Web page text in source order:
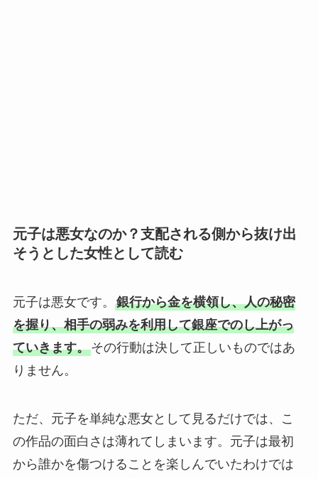
元子は悪女なのか？支配される側から抜け出
そうとした女性として読む
元子は悪女です。 銀行から金を横領し、人の秘密
を握り、相手の弱みを利用して銀座でのし上がっ
ていきます。その行動は決して正しいものではあ
りません。
ただ、元子を単純な悪女として見るだけでは、こ
の作品の面白さは薄れてしまいます。元子は最初
から誰かを傷つけることを楽しんでいたわけでは